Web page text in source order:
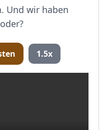
Und wir haben
1.5x